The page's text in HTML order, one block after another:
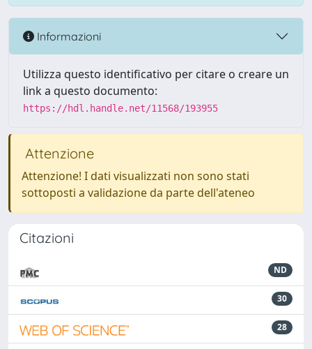
Informazioni
Utilizza questo identificativo per citare o creare un
link a questo documento:
https://hdl.handle.net/11568/193955
Attenzione
Attenzione! I dati visualizzati non sono stati
sottoposti a validazione da parte dell'ateneo
Citazioni
ND
30
28